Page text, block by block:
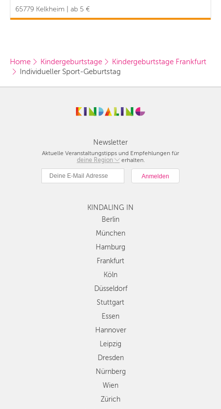
65779 Kelkheim | ab 5 €
Home Kindergeburtstage
Kindergeburtstage Frankfurt
Individueller Sport-Geburtstag
Newsletter
Aktuelle Veranstaltungstipps und Empfehlungen für
deine Region
Berlin
München
Hamburg
Köln
Düsseldorf
Stuttgart
Essen
Dresden
Nürnberg
Wien
Zürich
Andere
Regionen
erhalten.
KINDALING IN
Berlin
München
Hamburg
Frankfurt
Köln
Düsseldorf
Stuttgart
Essen
Hannover
Leipzig
Dresden
Nürnberg
Wien
Zürich